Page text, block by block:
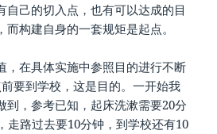
自己的切入点，也有可以达成的目
构建自身的一套规矩是起点。
，在具体实施中参照目的进行不断
要到学校，这是目的。一开始我
到，参考已知，起床洗漱需要20分
走路过去要10分钟，到学校还有10